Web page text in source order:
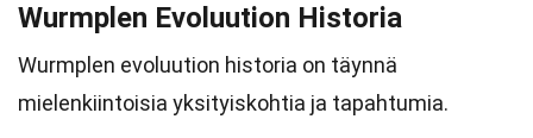
Wurmplen Evoluution Historia
Wurmplen evoluution historia on täynnä
mielenkiintoisia yksityiskohtia ja tapahtumia.